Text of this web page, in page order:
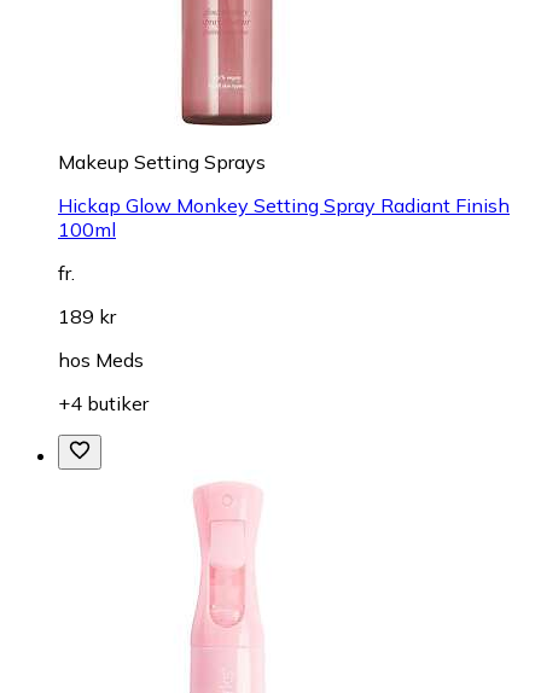
Makeup Setting Sprays
Hickap Glow Monkey Setting Spray Radiant Finish
100ml
fr.
189 kr
hos Meds
+4 butiker